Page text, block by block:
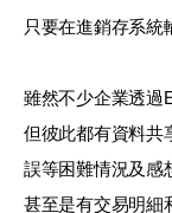
只要在進銷存系統
雖然不少企業透過
但彼此都有資料共
誤等困難情況及感
甚至是有交易明細